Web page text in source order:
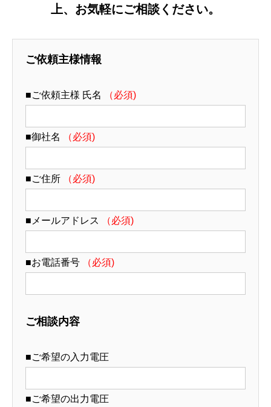
上、お気軽にご相談ください。
ご依頼主様情報
■ご依頼主様 氏名 （必須)
■御社名 （必須)
■ご住所 （必須)
■メールアドレス （必須)
■お電話番号 （必須)
ご相談内容
■ご希望の入力電圧
■ご希望の出力電圧